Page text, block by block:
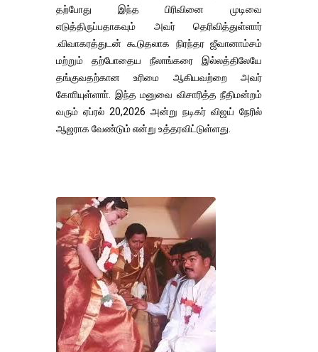
தற்போது இந்த பிரிவினை முடிவை
எடுத்திருப்பதாகவும் அவர் தெரிவித்துள்ளார்
.விவாகரத்துடன் கூடுதலாக நிரந்தர ஜீவானாம்சம்
மற்றும் தற்போதைய நீலாங்கரை இல்லத்திலேயே
தங்குவதற்கான உரிமை ஆகியவற்றை அவர்
கோாியுள்ளாா். இந்த மனுவை விசாரித்த நீதிமன்றம்
வரும் ஏப்ரல் 20,2026 அன்று நடிகர் விஜய் நேரில்
ஆஜராக வேண்டும் என்று உத்தரவிட்டுள்ளது.